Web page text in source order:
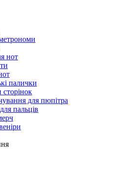
нот
палички
для пюпітра
пальців